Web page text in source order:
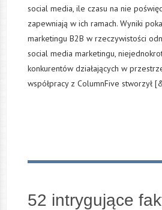
social media, ile czasu na nie
zapewniają w ich ramach. Wyniki
marketingu B2B w rzeczywistości
social media marketingu,
konkurentów działających w
współpracy z ColumnFive stworzył
52 intrygujące